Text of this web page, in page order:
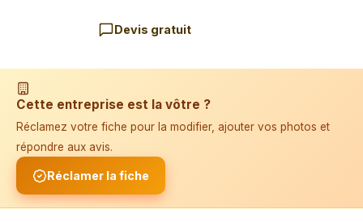
📱 Installer l'application
Devis gratuit
Cette entreprise est la vôtre ?
Réclamez votre fiche pour la modifier, ajouter vos photos et
répondre aux avis.
Réclamer la fiche